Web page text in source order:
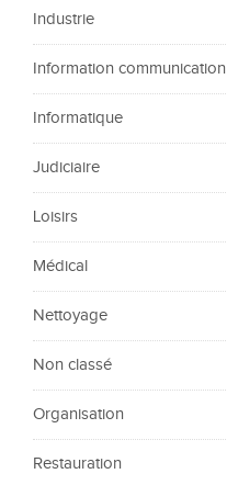
Industrie
Information communication
Informatique
Judiciaire
Loisirs
Médical
Nettoyage
Non classé
Organisation
Restauration